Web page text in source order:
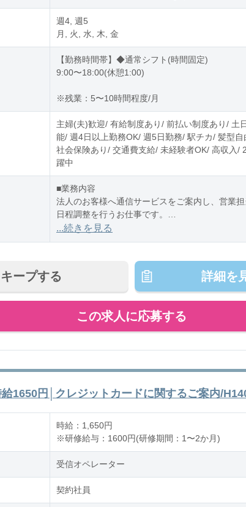
週4, 週5
月, 火, 水, 木, 金
【勤務時間帯】◆通常シフト(時間固定)
9:00〜18:00(休憩1:00)
※残業：5〜10時間程度/月
主婦(夫)歓迎/ 有給制度あり/ 前払い制度あり/ 土
能/ 週4日以上勤務OK/ 週5日勤務/ 駅チカ/ 髪型
社会保険あり/ 交通費支給/ 未経験者OK/ 高収入/
躍中
■業務内容
法人のお客様へ通信サービスをご案内し、営業
日程調整を行うお仕事です。
【主な業務】
...続きを見る
キープする 詳細を
この求人に応募する
1650円│クレジットカードに関するご案内/
時給：1,650円
※研修給与：1600円(研修期間：1〜2か月)
受信オペレーター
契約社員